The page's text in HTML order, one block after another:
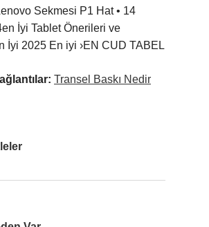
Sekmesi P1 Hat • 14
İyi Tablet Önerileri ve
İyi 2025 En iyi ›EN CUD TABEL
Transel Baskı Nedir